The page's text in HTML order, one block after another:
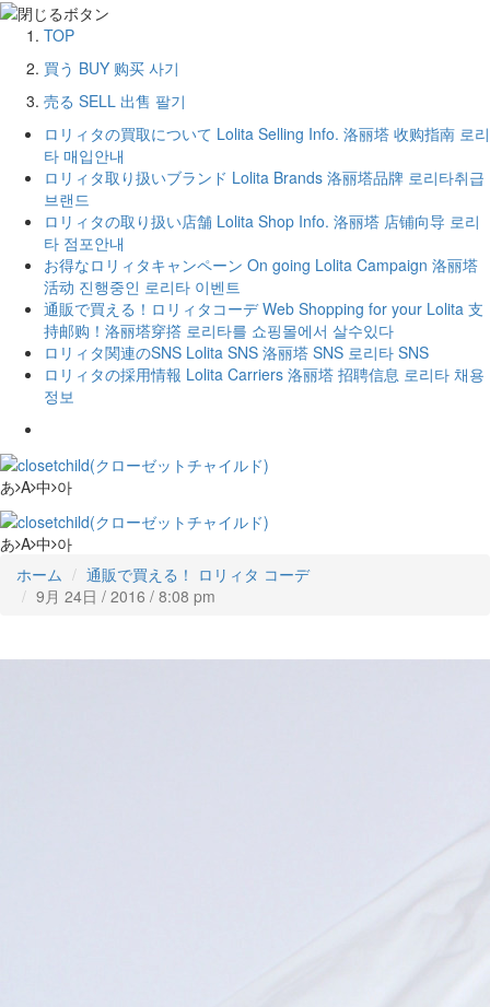
TOP
買う BUY 购买 사기
売る SELL 出售 팔기
ロリィタの買取について Lolita Selling Info. 洛丽塔 收购指南 로리
타 매입안내
ロリィタ取り扱いブランド Lolita Brands 洛丽塔品牌 로리타취급
브랜드
ロリィタの取り扱い店舗 Lolita Shop Info. 洛丽塔 店铺向导 로리
타 점포안내
お得なロリィタキャンペーン On going Lolita Campaign 洛丽塔
活动 진행중인 로리타 이벤트
通販で買える！ロリィタコーデ Web Shopping for your Lolita 支
持邮购！洛丽塔穿撘 로리타를 쇼핑몰에서 살수있다
ロリィタ関連のSNS Lolita SNS 洛丽塔 SNS 로리타 SNS
ロリィタの採用情報 Lolita Carriers 洛丽塔 招聘信息 로리타 채용
정보
あ A 中 아
あ A 中 아
ホーム
通販で買える！ ロリィタ コーデ
9月 24日 / 2016 / 8:08 pm